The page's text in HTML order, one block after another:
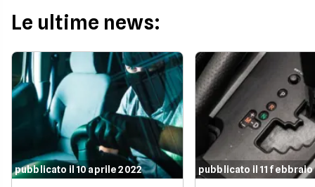
2026 per evitare brutte
sorprese alla guida.
Le ultime news:
pubblicato il 10 aprile 2022 pubblicato il 11 febbraio